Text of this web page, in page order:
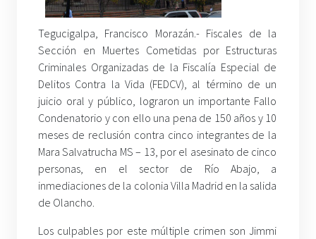
Tegucigalpa, Francisco Morazán.- Fiscales de la
Sección en Muertes Cometidas por Estructuras
Criminales Organizadas de la Fiscalía Especial de
Delitos Contra la Vida (FEDCV), al término de un
juicio oral y público, lograron un importante Fallo
Condenatorio y con ello una pena de 150 años y 10
meses de reclusión contra cinco integrantes de la
Mara Salvatrucha MS – 13, por el asesinato de cinco
personas, en el sector de Río Abajo, a
inmediaciones de la colonia Villa Madrid en la salida
de Olancho.
Los culpables por este múltiple crimen son Jimmi